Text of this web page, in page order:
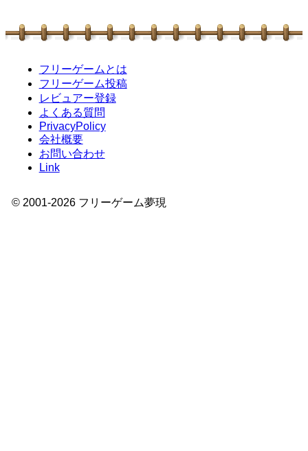
フリーゲームとは
フリーゲーム投稿
レビュアー登録
よくある質問
PrivacyPolicy
会社概要
お問い合わせ
Link
© 2001-2026フリーゲーム夢現